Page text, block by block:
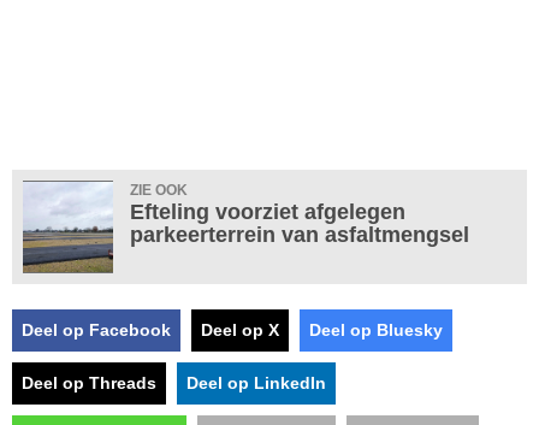
ZIE OOK
Efteling voorziet afgelegen
parkeerterrein van asfaltmengsel
Deel op Facebook Deel op X Deel op Bluesky
Deel op Threads Deel op LinkedIn